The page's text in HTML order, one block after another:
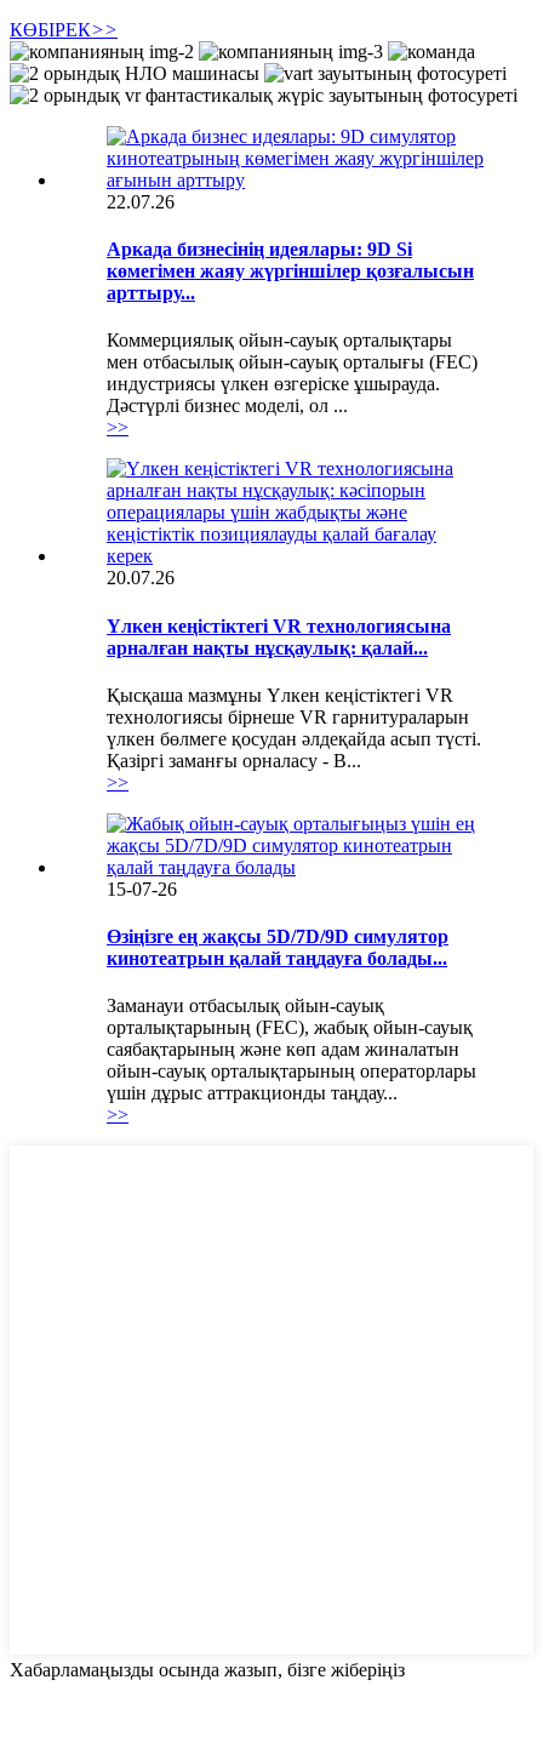
КӨБІРЕК>>
22.07.26
Аркада бизнесінің идеялары: 9D Si
көмегімен жаяу жүргіншілер қозғалысын
арттыру...
Коммерциялық ойын-сауық орталықтары
мен отбасылық ойын-сауық орталығы (FEC)
индустриясы үлкен өзгеріске ұшырауда.
Дәстүрлі бизнес моделі, ол ...
>>
20.07.26
Үлкен кеңістіктегі VR технологиясына
арналған нақты нұсқаулық: қалай...
Қысқаша мазмұны Үлкен кеңістіктегі VR
технологиясы бірнеше VR гарнитураларын
үлкен бөлмеге қосудан әлдеқайда асып түсті.
Қазіргі заманғы орналасу - B...
>>
15-07-26
Өзіңізге ең жақсы 5D/7D/9D симулятор
кинотеатрын қалай таңдауға болады...
Заманауи отбасылық ойын-сауық
орталықтарының (FEC), жабық ойын-сауық
саябақтарының және көп адам жиналатын
ойын-сауық орталықтарының операторлары
үшін дұрыс аттракционды таңдау...
>>
Хабарламаңызды осында жазып, бізге жіберіңіз